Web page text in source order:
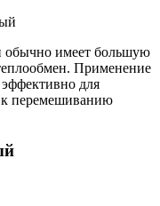
обычно имеет большую
Применение
для
к перемешиванию